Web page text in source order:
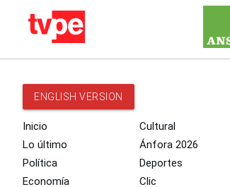
ENGLISH VERSION
Inicio
Lo último
Política
Economía
Cultural
Ánfora 2026
Deportes
Clic